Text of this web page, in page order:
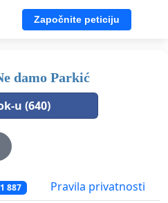
Započnite peticiju
damo Parkić
u (640)
1 887 Pravila privatnosti